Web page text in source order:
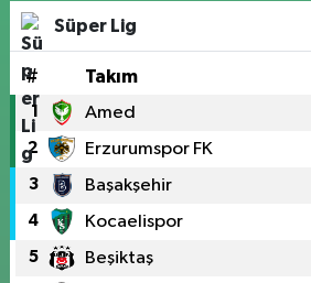
Süper Lig
# Takım
1 Amed
2 Erzurumspor FK
3 Başakşehir
4 Kocaelispor
5 Beşiktaş